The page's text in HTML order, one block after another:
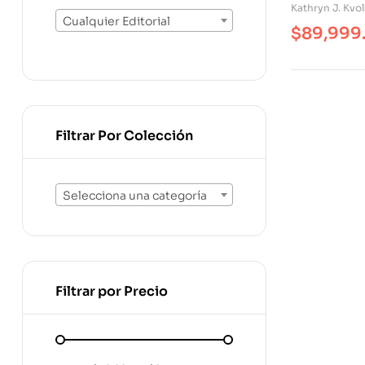
Kathryn J.
$
Cualquier Editorial
Filtrar Por Colección
Selecciona una categoría
Filtrar por Precio